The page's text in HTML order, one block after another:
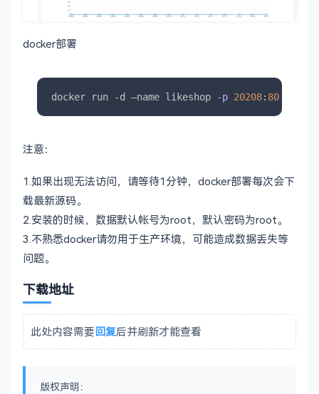
docker部署
docker run -d –name likeshop -p 20208: 80
注意：
1.如果出现无法访问，请等待1分钟，docker部署每次会下
载最新源码。
2.安装的时候，数据默认帐号为root，默认密码为root。
3.不熟悉docker请勿用于生产环境，可能造成数据丢失等
问题。
下载地址
此处内容需要回复后并刷新才能查看
版权声明：